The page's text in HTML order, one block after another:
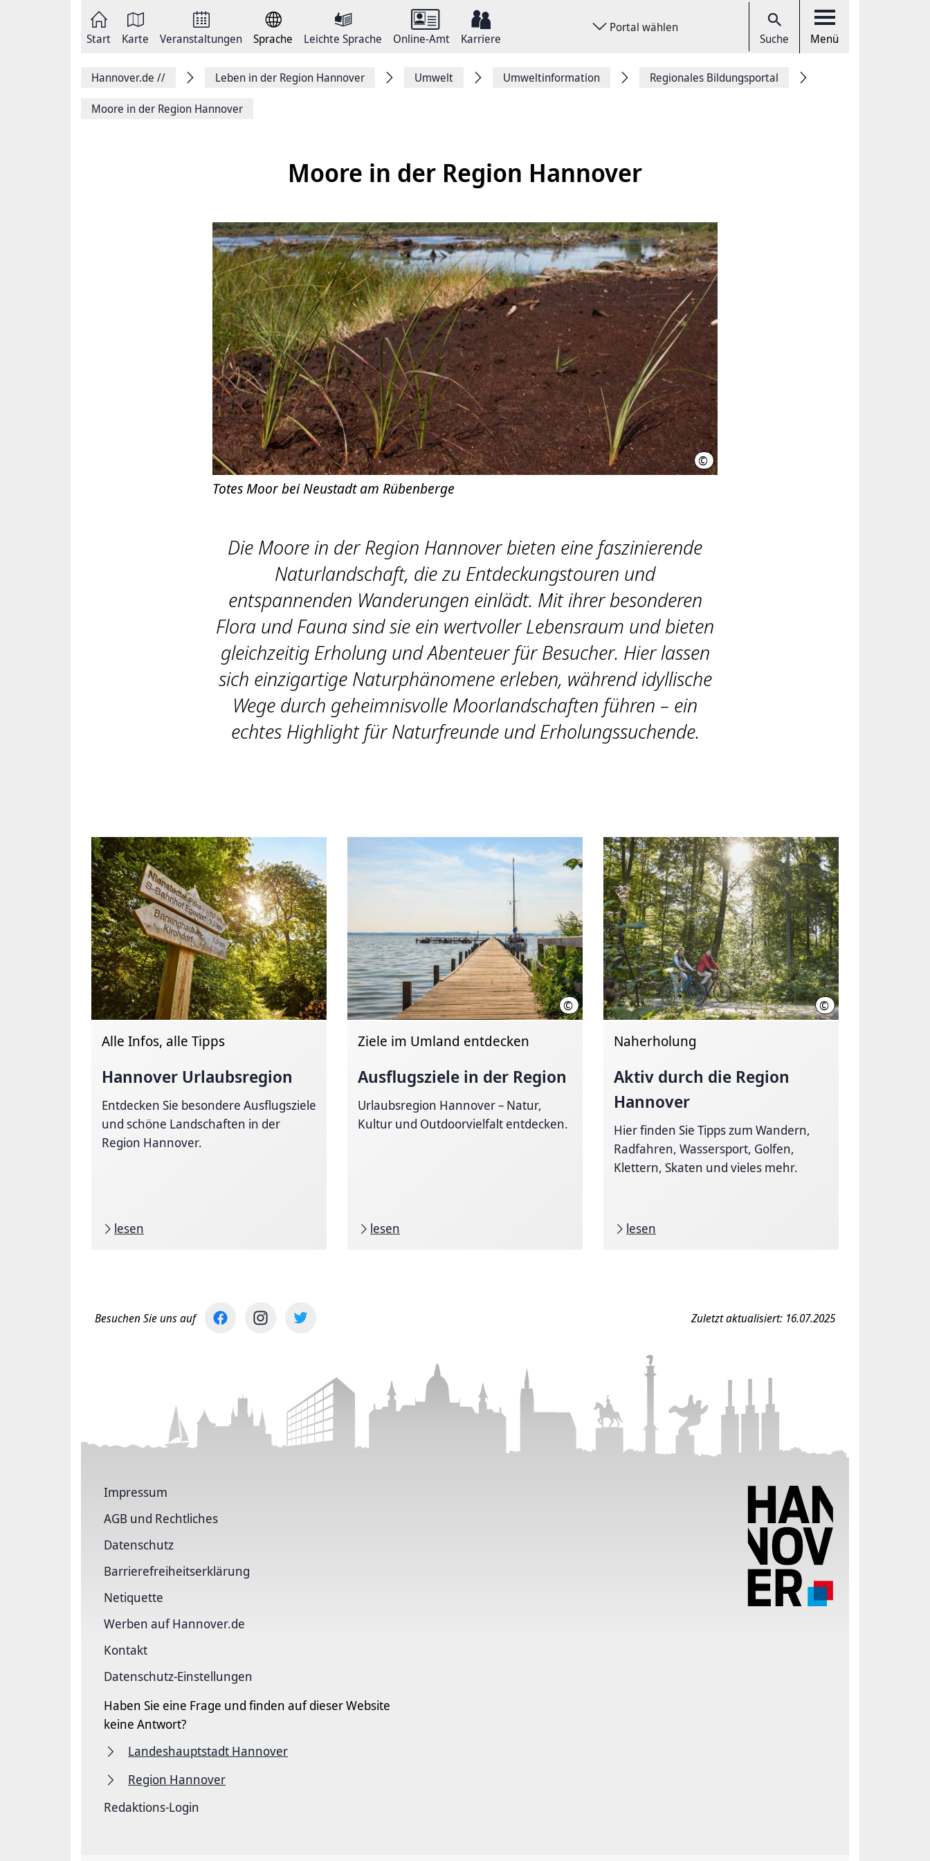
Start Karte Veranstaltungen Sprache Leichte Sprache Online-Amt Karriere
Portal wählen
Suche Menü
Hannover.de // Leben in der Region Hannover Umwelt Umweltinformation Regionales Bildungsportal
Moore in der Region Hannover
Moore in der Region Hannover
© Region Hannover, Kirsch
Totes Moor bei Neustadt am Rübenberge
Die Moore in der Region Hannover bieten eine faszinierende
Naturlandschaft, die zu Entdeckungstouren und
entspannenden Wanderungen einlädt. Mit ihrer besonderen
Flora und Fauna sind sie ein wertvoller Lebensraum und bieten
gleichzeitig Erholung und Abenteuer für Besucher. Hier lassen
sich einzigartige Naturphänomene erleben, während idyllische
Wege durch geheimnisvolle Moorlandschaften führen – ein
echtes Highlight für Naturfreunde und Erholungssuchende.
Alle Infos, alle Tipps
Hannover Urlaubsregion
Entdecken Sie besondere Ausflugsziele
und schöne Landschaften in der
Region Hannover.
lesen
© HMTG / Gerhardts
Ziele im Umland entdecken
Ausflugsziele in der Region
Urlaubsregion Hannover – Natur,
Kultur und Outdoorvielfalt entdecken.
lesen
© Christian Wyrwa
Naherholung
Aktiv durch die Region
Hannover
Hier finden Sie Tipps zum Wandern,
Radfahren, Wassersport, Golfen,
Klettern, Skaten und vieles mehr.
lesen
Besuchen Sie uns auf Zuletzt aktualisiert: 16.07.2025
Impressum
AGB und Rechtliches
Datenschutz
Barriere­freiheits­erklärung
Netiquette
Werben auf Hannover.de
Kontakt
Datenschutz-Einstellungen
Haben Sie eine Frage und finden auf dieser Website
keine Antwort?
Landeshauptstadt Hannover
Region Hannover
Redaktions-Login